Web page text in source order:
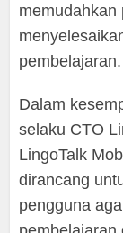
memudahkan
pembelajaran.
Dalam
selaku CTO
LingoTalk
dirancang
pengguna